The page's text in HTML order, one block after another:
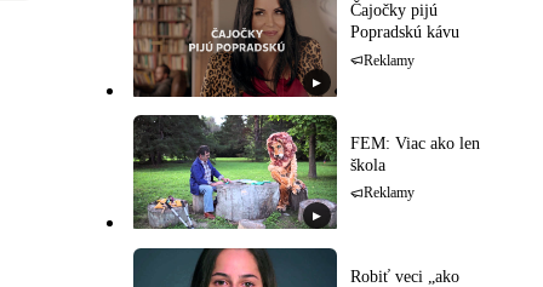
▶
Čajočky pijú
Popradskú kávu
Reklamy
▶
FEM: Viac ako len
škola
Reklamy
Robiť veci „ako